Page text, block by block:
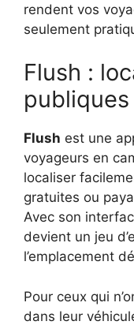
rendent vos
seulement
Flush :
publiques
Flush est une
voyageurs en
localiser
gratuites ou
Avec son
devient un jeu
l’emplacement
Pour ceux qui
dans leur